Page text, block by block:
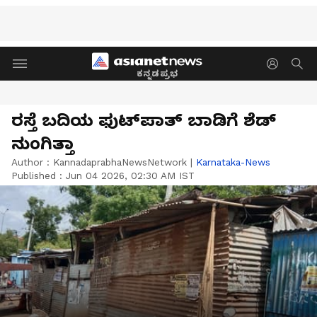
ಕನ್ನಡಪ್ರಭ
ರಸ್ತೆ ಬದಿಯ ಫುಟ್‌ಪಾತ್‌ ಬಾಡಿಗೆ ಶೆಡ್‌
ನುಂಗಿತ್ತಾ
Author : KannadaprabhaNewsNetwork | Karnataka-News
Published : Jun 04 2026, 02:30 AM IST